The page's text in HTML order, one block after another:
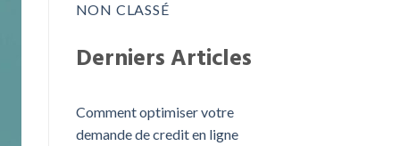
NON CLASSÉ
Derniers Articles
Comment optimiser votre
demande de credit en ligne